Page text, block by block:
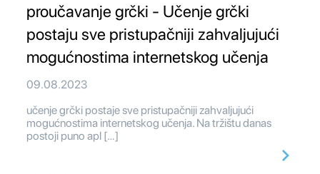
proučavanje grčki - Učenje grčki
postaju sve pristupačniji zahvaljujući
mogućnostima internetskog učenja
09.08.2023
učenje grčki postaje sve pristupačniji zahvaljujući
mogućnostima internetskog učenja. Na tržištu danas
postoji puno apl […]